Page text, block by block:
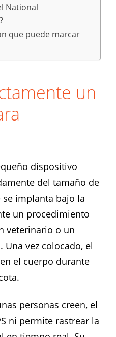
National
que puede marcar
un
dispositivo
del tamaño de
se implanta bajo la
un procedimiento
veterinario o un
vez colocado, el
el cuerpo durante
personas creen, el
ni permite rastrear la